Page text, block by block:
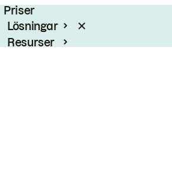
Priser
Lösningar
Resurser